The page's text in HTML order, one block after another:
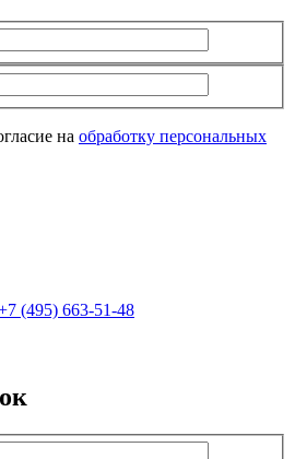
на обработку персональных
(495) 663-51-48